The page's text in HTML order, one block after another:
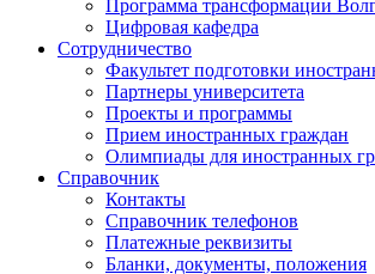
Программа трансформации
Цифровая кафедра
Сотрудничество
Факультет подготовки
Партнеры университета
Проекты и программы
Прием иностранных граждан
Олимпиады для иностранных
Справочник
Контакты
Справочник телефонов
Платежные реквизиты
Бланки, документы, положения